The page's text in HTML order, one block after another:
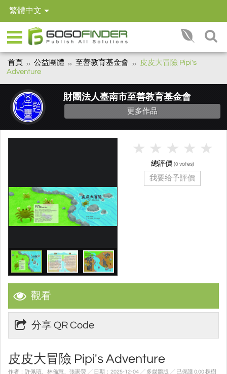
繁體中文
首頁 公益團體 至善教育基金會
皮皮大冒險 Pipi's
Adventure
財團法人臺南市至善教育基金會
更多作品
觀看
分享 QR Code
皮皮大冒險 Pipi's Adventure
作者：許佩瑱、林倫慧、張家熒 ╱ 日期：2025-12-04 ╱ 多媒體版 ╱ 已保護 0.00 棵樹
總評價 (0 votes)
我要给予評價